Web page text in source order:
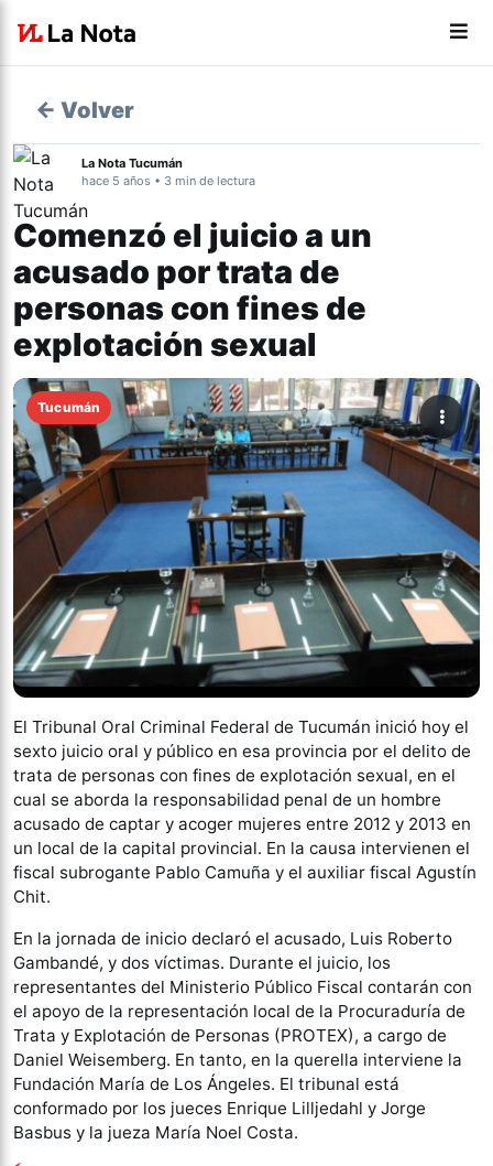
← Volver
La Nota Tucumán
hace 5 años • 3 min de lectura
Comenzó el juicio a un
acusado por trata de
personas con fines de
explotación sexual
Tucumán
El Tribunal Oral Criminal Federal de Tucumán inició hoy el
sexto juicio oral y público en esa provincia por el delito de
trata de personas con fines de explotación sexual, en el
cual se aborda la responsabilidad penal de un hombre
acusado de captar y acoger mujeres entre 2012 y 2013 en
un local de la capital provincial. En la causa intervienen el
fiscal subrogante Pablo Camuña y el auxiliar fiscal Agustín
Chit.
En la jornada de inicio declaró el acusado, Luis Roberto
Gambandé, y dos víctimas. Durante el juicio, los
representantes del Ministerio Público Fiscal contarán con
el apoyo de la representación local de la Procuraduría de
Trata y Explotación de Personas (PROTEX), a cargo de
Daniel Weisemberg. En tanto, en la querella interviene la
Fundación María de Los Ángeles. El tribunal está
conformado por los jueces Enrique Lilljedahl y Jorge
Basbus y la jueza María Noel Costa.